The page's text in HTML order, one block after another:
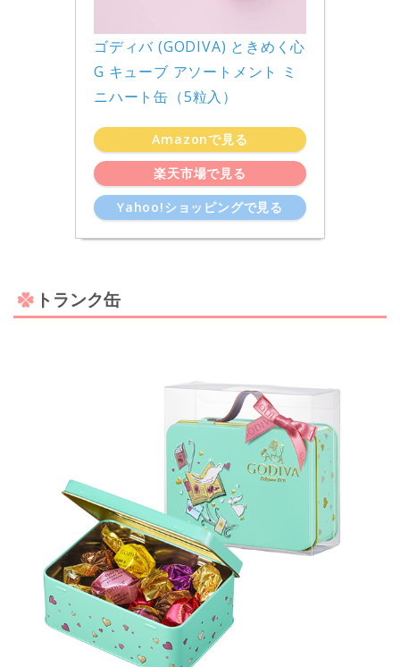
ゴディバ (GODIVA) ときめく心
G キューブ アソートメント ミ
ニハート缶（5粒入）
Amazonで見る
楽天市場で見る
Yahoo!ショッピングで見る
トランク缶